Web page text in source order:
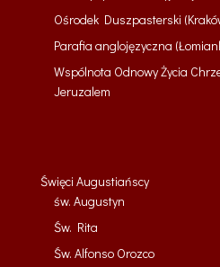
Ośrodek Duszpasterski
Parafia anglojęzyczna
Wspólnota Odnowy Życia
Jeruzalem
Święci Augustiańscy
św. Augustyn
Św. Rita
Św. Alfonso Orozco